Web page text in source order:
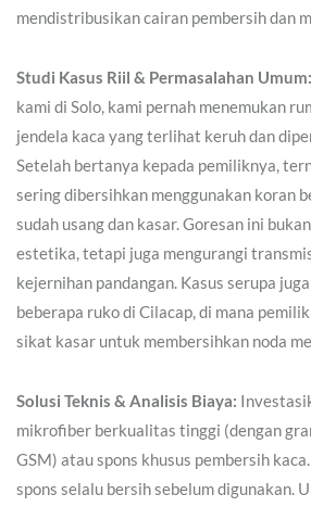
mendistribusikan cairan pembersih dan
Studi Kasus Riil & Permasalahan Umum:
kami di Solo, kami pernah menemukan
jendela kaca yang terlihat keruh dan
Setelah bertanya kepada pemiliknya,
sering dibersihkan menggunakan koran
sudah usang dan kasar. Goresan ini
estetika, tetapi juga mengurangi
kejernihan pandangan. Kasus serupa
beberapa ruko di Cilacap, di mana
sikat kasar untuk membersihkan noda
Solusi Teknis & Analisis Biaya:
mikrofiber berkualitas tinggi (dengan
GSM) atau spons khusus pembersih
spons selalu bersih sebelum digunakan.